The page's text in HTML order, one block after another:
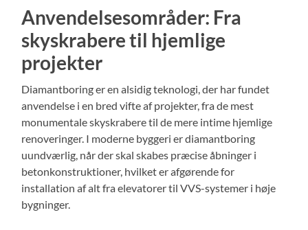
Anvendelsesområder: Fra
skyskrabere til hjemlige
projekter
Diamantboring er en alsidig teknologi, der har fundet
anvendelse i en bred vifte af projekter, fra de mest
monumentale skyskrabere til de mere intime hjemlige
renoveringer. I moderne byggeri er diamantboring
uundværlig, når der skal skabes præcise åbninger i
betonkonstruktioner, hvilket er afgørende for
installation af alt fra elevatorer til VVS-systemer i høje
bygninger.